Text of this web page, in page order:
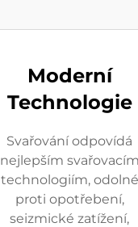
Moderní
Technologie
Svařování odpovídá
nejlepším svařovacím
technologiím, odolné
proti opotřebení,
seizmické zatížení,